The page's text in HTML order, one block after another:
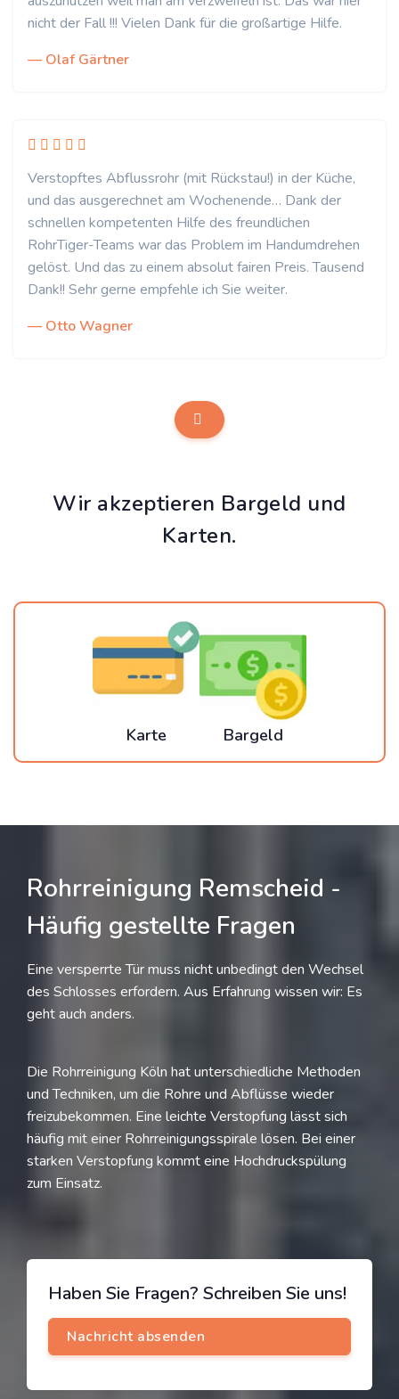
nicht der Fall !!! Vielen Dank für die großartige Hilfe.
— Olaf Gärtner
Verstopftes Abflussrohr (mit Rückstau!) in der Küche,
und das ausgerechnet am Wochenende… Dank der
schnellen kompetenten Hilfe des freundlichen
RohrTiger-Teams war das Problem im Handumdrehen
gelöst. Und das zu einem absolut fairen Preis. Tausend
Dank!! Sehr gerne empfehle ich Sie weiter.
— Otto Wagner
Wir akzeptieren Bargeld und
Karten.
Karte Bargeld
Rohrreinigung Remscheid -
Häufig gestellte Fragen
Eine versperrte Tür muss nicht unbedingt den Wechsel
des Schlosses erfordern. Aus Erfahrung wissen wir: Es
geht auch anders.
Die Rohrreinigung Köln hat unterschiedliche Methoden
und Techniken, um die Rohre und Abflüsse wieder
freizubekommen. Eine leichte Verstopfung lässt sich
häufig mit einer Rohrreinigungsspirale lösen. Bei einer
starken Verstopfung kommt eine Hochdruckspülung
zum Einsatz.
Haben Sie Fragen? Schreiben Sie uns!